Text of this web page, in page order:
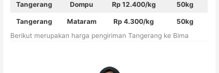
Tangerang Dompu Rp 12.400/kg 50kg
Tangerang Mataram Rp 4.300/kg
50kg
Berikut merupakan harga pengiriman Tangerang ke Bima